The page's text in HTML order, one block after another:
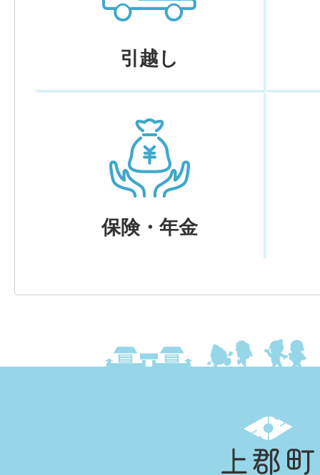
引越し
保険・年金
郡